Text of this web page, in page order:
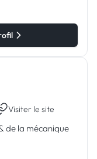
Visiter le site
de la mécanique